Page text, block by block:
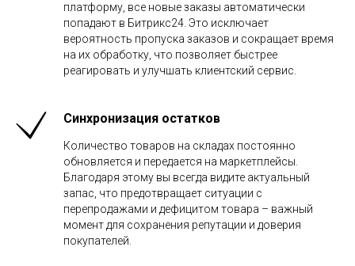
платформу, все новые заказы автоматически
попадают в Битрикс24. Это исключает
вероятность пропуска заказов и сокращает время
на их обработку, что позволяет быстрее
реагировать и улучшать клиентский сервис.
Синхронизация остатков
Количество товаров на складах постоянно
обновляется и передается на маркетплейсы.
Благодаря этому вы всегда видите актуальный
запас, что предотвращает ситуации с
перепродажами и дефицитом товара – важный
момент для сохранения репутации и доверия
покупателей.